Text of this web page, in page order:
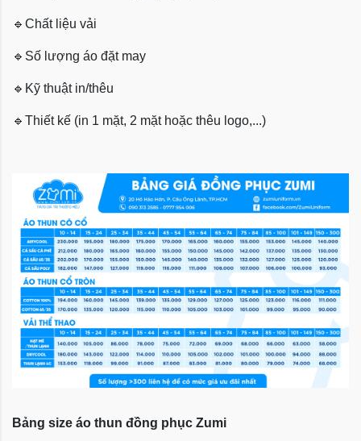
🔹 Chất liệu vải
🔹 Số lượng áo đặt may
🔹 Kỹ thuật in/thêu
🔹 Thiết kế (in 1 mặt, 2 mặt hoặc thêu logo,...)
Bảng size áo thun đồng phục Zumi